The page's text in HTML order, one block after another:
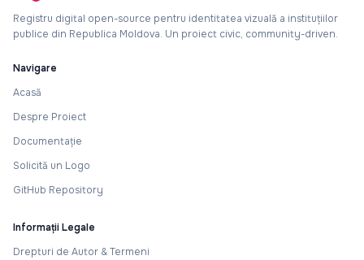
Registru digital open-source pentru identitatea vizuală a instituțiilor
publice din Republica Moldova. Un proiect civic, community-driven.
Navigare
Acasă
Despre Proiect
Documentație
Solicită un Logo
GitHub Repository
Informații Legale
Drepturi de Autor & Termeni